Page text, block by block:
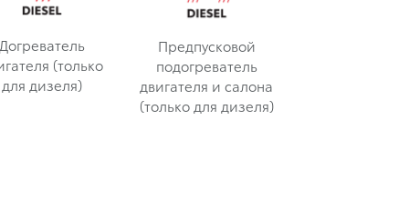
Догреватель
(только
для дизеля)
Предпусковой
подогреватель
двигателя и салона
(только для дизеля)